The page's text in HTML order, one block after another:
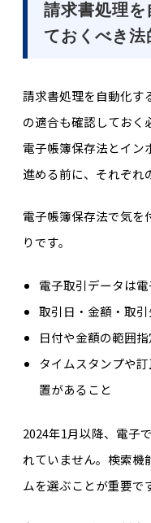
請求書処理を
ておくべき法
請求書処理を自動化す
の適合も確認しておく
電子帳簿保存法とイン
進める前に、それぞれ
電子帳簿保存法で気を
りです。
電子取引データは
取引日・金額・取
日付や金額の範囲
タイムスタンプや
置があること
2024年1月以降、電子
れていません。検索機
ムを選ぶことが重要で